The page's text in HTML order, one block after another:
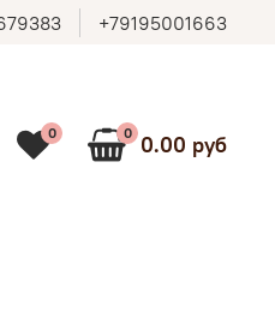
+79195001663
0 0 0.00 руб